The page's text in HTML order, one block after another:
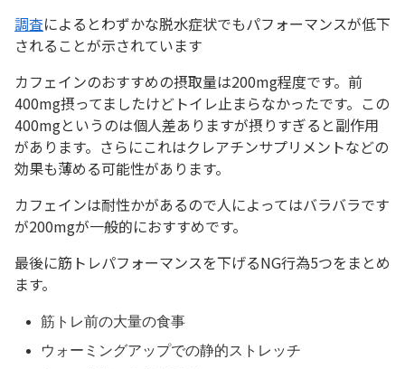
調査によるとわずかな脱水症状でもパフォーマンスが低下
されることが示されています
カフェインのおすすめの摂取量は200mg程度です。前
400mg摂ってましたけどトイレ止まらなかったです。この
400mgというのは個人差ありますが摂りすぎると副作用
があります。さらにこれはクレアチンサプリメントなどの
効果も薄める可能性があります。
カフェインは耐性かがあるので人によってはバラバラです
が200mgが一般的におすすめです。
最後に筋トレパフォーマンスを下げるNG行為5つをまとめ
ます。
筋トレ前の大量の食事
ウォーミングアップでの静的ストレッチ